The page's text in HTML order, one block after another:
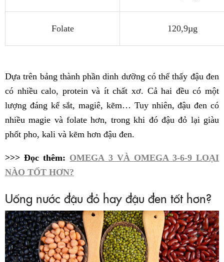
Folate 120,9µg
Dựa trên bảng thành phần dinh dưỡng có thể thấy đậu đen
có nhiều calo, protein và ít chất xơ. Cả hai đều có một
lượng đáng kể sắt, magiê, kẽm… Tuy nhiên, đậu đen có
nhiều magie và folate hơn, trong khi đó đậu đỏ lại giàu
phốt pho, kali và kẽm hơn đậu đen.
>>> Đọc thêm: OMEGA 3 VÀ OMEGA 3-6-9 LOẠI
NÀO TỐT HƠN?
Uống nước đậu đỏ hay đậu đen tốt hơn?